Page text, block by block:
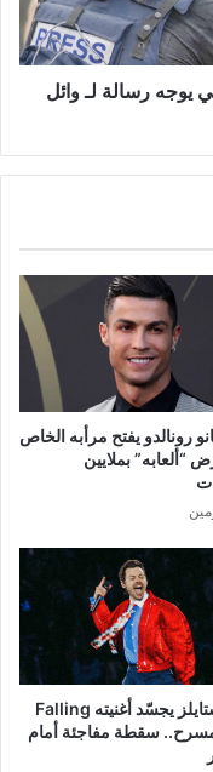
رسالة لـ وائل
رونالدو يفتح مرأبه الخاص
“ألعابه” بملايين
هاري ستايلز يجسّد أغنيته Falling
سقطة مفاجئة أمام